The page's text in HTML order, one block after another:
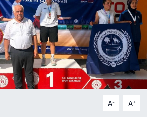
A- A+